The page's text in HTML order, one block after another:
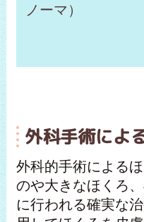
ノーマ）
外科手術によ
外科的手術による
のや大きなほくろ
に行われる確実な